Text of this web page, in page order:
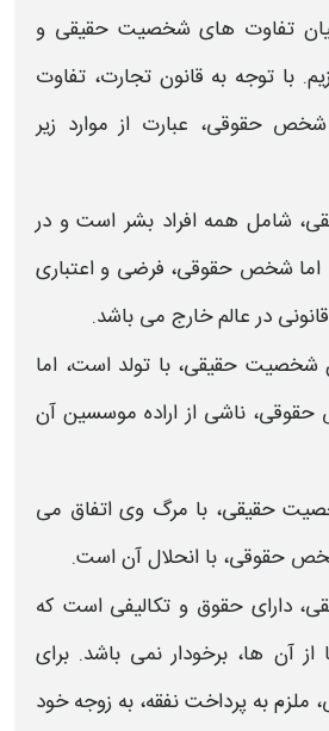
تفاوت های شخصیت حقیقی و
با توجه به قانون تجارت، تفاوت
حقوقی، عبارت از موارد زیر
، شامل همه افراد بشر است و در
شخص حقوقی، فرضی و اعتباری
در عالم خارج می باشد.
شخصیت حقیقی، با تولد است، اما
، ناشی از اراده موسسین آن
حقیقی، با مرگ وی اتفاق می
حقوقی، با انحلال آن است.
دارای حقوق و تکالیفی است که
از آن ها، برخودار نمی باشد. برای
ملزم به پرداخت نفقه، به زوجه خود